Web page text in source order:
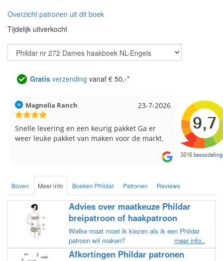
Overzicht patronen uit dit boek
Tijdelijk uitverkocht
Gratis verzending vanaf € 50,-*
17-7-2026
Hilde uit Loyers
Reeds meerdere keren breigaren en
breinaalden besteld, altijd heel tevreden over
Loes uit
Snelle
Boven Meer info Boeken Phildar Patronen Reviews
Advies over maatkeuze Phildar
breipatroon of haakpatroon
Welke maat moet ik kiezen als ik een Phildar
patroon wil maken?
meer info..
Afkortingen Phildar patronen